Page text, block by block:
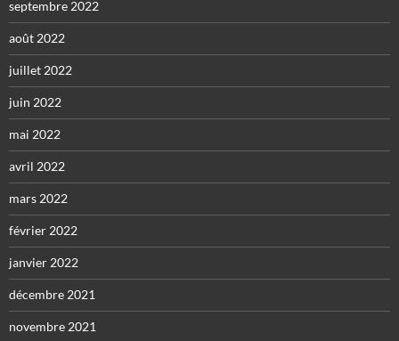
septembre 2022
août 2022
juillet 2022
juin 2022
mai 2022
avril 2022
mars 2022
février 2022
janvier 2022
décembre 2021
novembre 2021